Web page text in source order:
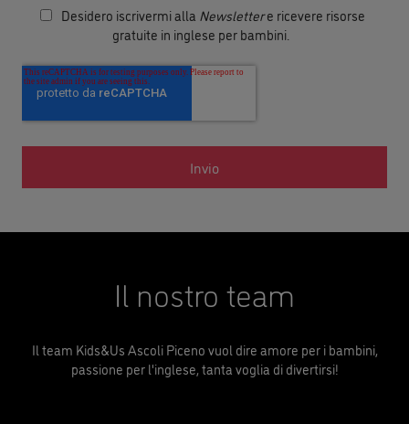
Desidero iscrivermi alla Newslettere ricevere risorse
gratuite in inglese per bambini.
Il nostro team
Il team Kids&Us Ascoli Piceno vuol dire amore per i bambini,
passione per l'inglese, tanta voglia di divertirsi!